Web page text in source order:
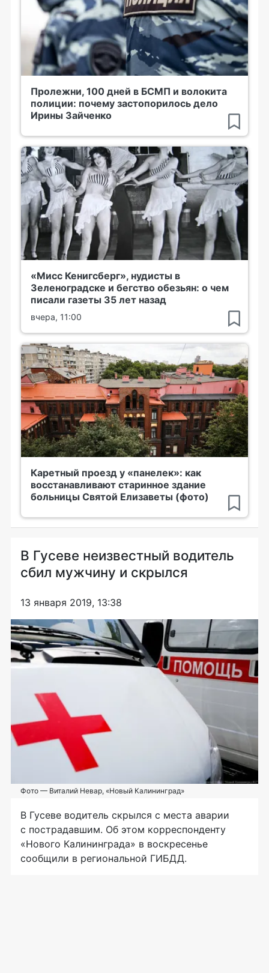
Пролежни, 100 дней в БСМП и волокита
полиции: почему застопорилось дело
Ирины Зайченко
«Мисс Кенигсберг», нудисты в
Зеленоградске и бегство обезьян: о чем
писали газеты 35 лет назад
вчера, 11:00
Каретный проезд у «панелек»: как
восстанавливают старинное здание
больницы Святой Елизаветы (фото)
В Гусеве неизвестный водитель
сбил мужчину и скрылся
13 января 2019, 13:38
Фото — Виталий Невар, «Новый Калининград»
В Гусеве водитель скрылся с места аварии
с пострадавшим. Об этом корреспонденту
«Нового Калининграда» в воскресенье
сообщили в региональной ГИБДД.